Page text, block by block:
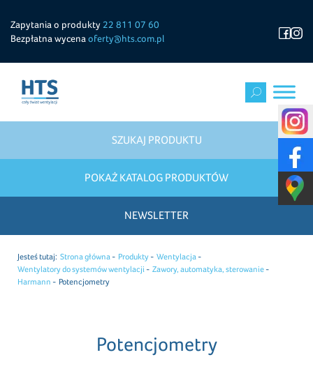
Zapytania o produkty 22 811 07 60
Bezpłatna wycena oferty@hts.com.pl
SZUKAJ PRODUKTU
POKAŻ KATALOG PRODUKTÓW
NEWSLETTER
Jesteś tutaj: Strona główna Produkty
Wentylacja
Wentylatory do systemów wentylacji
Zawory, automatyka, sterowanie
Harmann
Potencjometry
Potencjometry